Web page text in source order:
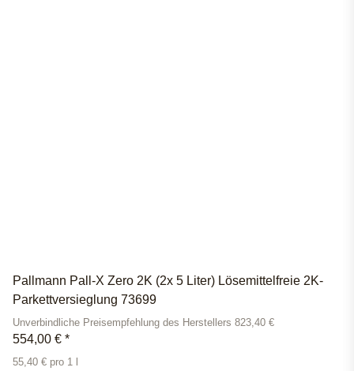
Pallmann Pall-X Zero 2K (2x 5 Liter) Lösemittelfreie 2K-
Parkettversieglung 73699
Unverbindliche Preisempfehlung des Herstellers 823,40 €
554,00 € *
55,40 € pro 1 l